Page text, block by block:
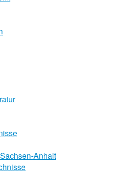
Anhalt